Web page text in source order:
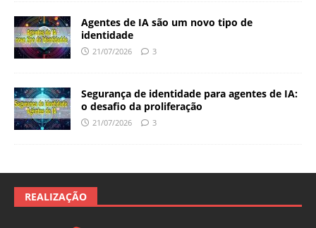
Agentes de IA são um novo tipo de
identidade
21/07/2026 3
Segurança de identidade para agentes de IA:
o desafio da proliferação
21/07/2026 3
REALIZAÇÃO